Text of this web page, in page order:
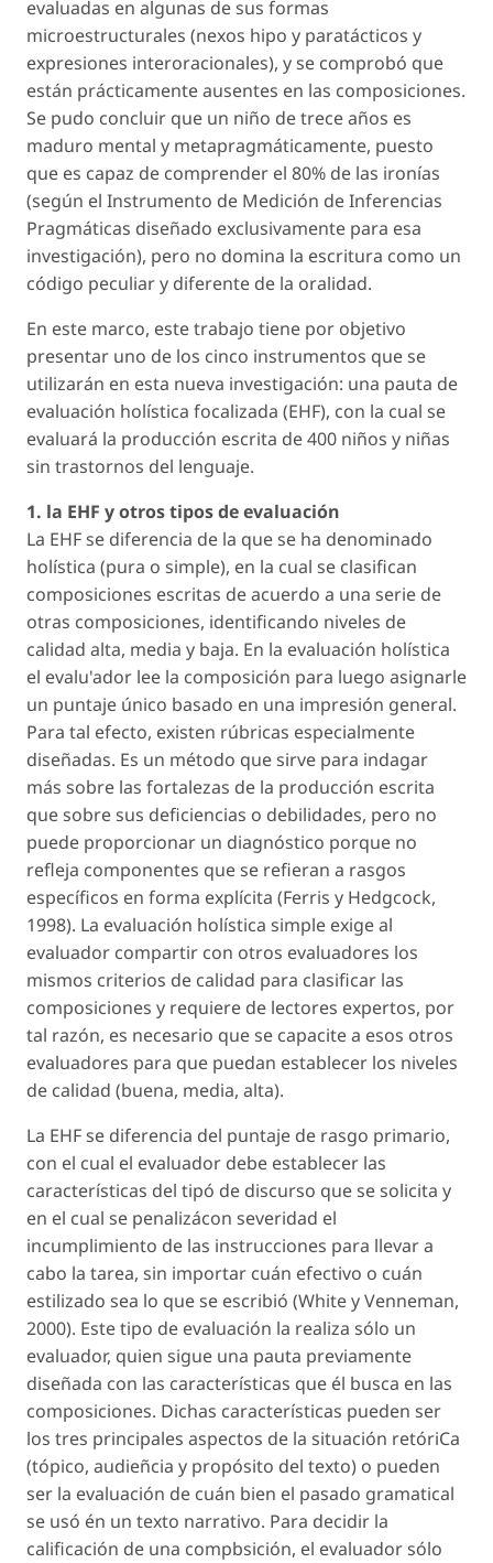
evaluadas en algunas de sus formas
microestructurales (nexos hipo y paratácticos y
expresiones interoracionales), y se comprobó que
están prácticamente ausentes en las composiciones.
Se pudo concluir que un niño de trece años es
maduro mental y metapragmáticamente, puesto
que es capaz de comprender el 80% de las ironías
(según el Instrumento de Medición de Inferencias
Pragmáticas diseñado exclusivamente para esa
investigación), pero no domina la escritura como un
código peculiar y diferente de la oralidad.
En este marco, este trabajo tiene por objetivo
presentar uno de los cinco instrumentos que se
utilizarán en esta nueva investigación: una pauta de
evaluación holística focalizada (EHF), con la cual se
evaluará la producción escrita de 400 niños y niñas
sin trastornos del lenguaje.
1. la EHF y otros tipos de evaluación
La EHF se diferencia de la que se ha denominado
holística (pura o simple), en la cual se clasifican
composiciones escritas de acuerdo a una serie de
otras composiciones, identificando niveles de
calidad alta, media y baja. En la evaluación holística
el evalu'ador lee la composición para luego asignarle
un puntaje único basado en una impresión general.
Para tal efecto, existen rúbricas especialmente
diseñadas. Es un método que sirve para indagar
más sobre las fortalezas de la producción escrita
que sobre sus deficiencias o debilidades, pero no
puede proporcionar un diagnóstico porque no
refleja componentes que se refieran a rasgos
específicos en forma explícita (Ferris y Hedgcock,
1998). La evaluación holística simple exige al
evaluador compartir con otros evaluadores los
mismos criterios de calidad para clasificar las
composiciones y requiere de lectores expertos, por
tal razón, es necesario que se capacite a esos otros
evaluadores para que puedan establecer los niveles
de calidad (buena, media, alta).
La EHF se diferencia del puntaje de rasgo primario,
con el cual el evaluador debe establecer las
características del tipó de discurso que se solicita y
en el cual se penalizácon severidad el
incumplimiento de las instrucciones para llevar a
cabo la tarea, sin importar cuán efectivo o cuán
estilizado sea lo que se escribió (White y Venneman,
2000). Este tipo de evaluación la realiza sólo un
evaluador, quien sigue una pauta previamente
diseñada con las características que él busca en las
composiciones. Dichas características pueden ser
los tres principales aspectos de la situación retóriCa
(tópico, audieñcia y propósito del texto) o pueden
ser la evaluación de cuán bien el pasado gramatical
se usó én un texto narrativo. Para decidir la
calificación de una compbsición, el evaluador sólo